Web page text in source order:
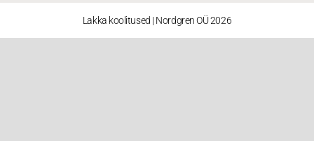
Lakka koolitused | Nordgren OÜ 2026